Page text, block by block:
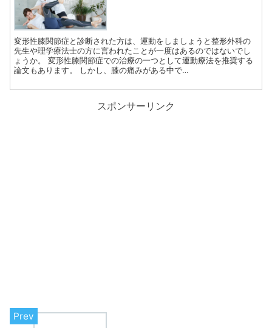
変形性膝関節症と診断された方は、運動をしましょうと整形外科の
先生や理学療法士の方に言われたことが一度はあるのではないでし
ょうか。 変形性膝関節症での治療の一つとして運動療法を推奨する
論文もあります。 しかし、膝の痛みがある中で…
スポンサーリンク